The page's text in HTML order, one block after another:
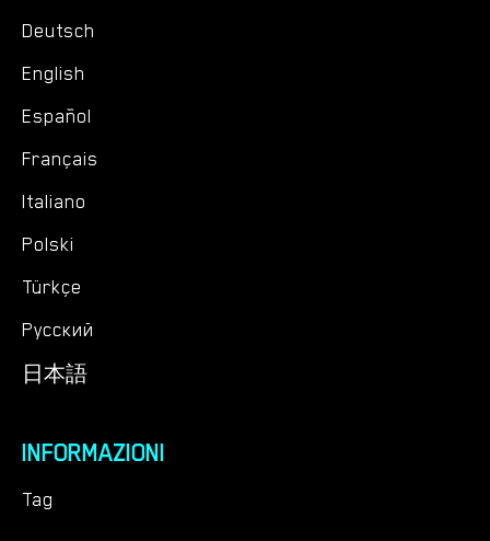
Deutsch
English
Español
Français
Italiano
Polski
Türkçe
Русский
日本語
INFORMAZIONI
Tag